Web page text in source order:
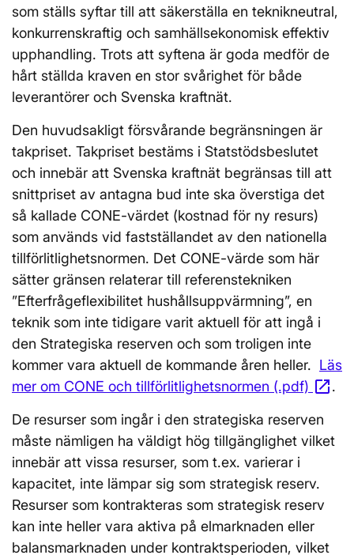
som ställs syftar till att säkerställa en teknikneutral,
konkurrenskraftig och samhällsekonomisk effektiv
upphandling. Trots att syftena är goda medför de
hårt ställda kraven en stor svårighet för både
leverantörer och Svenska kraftnät.
Den huvudsakligt försvårande begränsningen är
takpriset. Takpriset bestäms i Statstödsbeslutet
och innebär att Svenska kraftnät begränsas till att
snittpriset av antagna bud inte ska överstiga det
så kallade CONE-värdet (kostnad för ny resurs)
som används vid fastställandet av den nationella
tillförlitlighetsnormen. Det CONE-värde som här
sätter gränsen relaterar till referenstekniken
”Efterfrågeflexibilitet hushållsuppvärmning”, en
teknik som inte tidigare varit aktuell för att ingå i
den Strategiska reserven och som troligen inte
kommer vara aktuell de kommande åren heller. Läs
mer om CONE och tillförlitlighetsnormen (.pdf) open_in_new.
De resurser som ingår i den strategiska reserven
måste nämligen ha väldigt hög tillgänglighet vilket
innebär att vissa resurser, som t.ex. varierar i
kapacitet, inte lämpar sig som strategisk reserv.
Resurser som kontrakteras som strategisk reserv
kan inte heller vara aktiva på elmarknaden eller
balansmarknaden under kontraktsperioden, vilket